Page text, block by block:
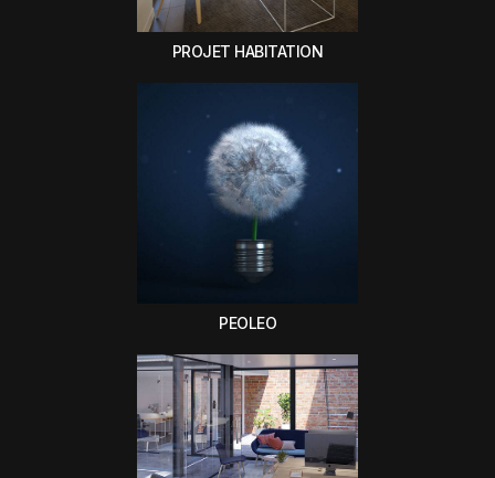
PROJET HABITATION
PEOLEO